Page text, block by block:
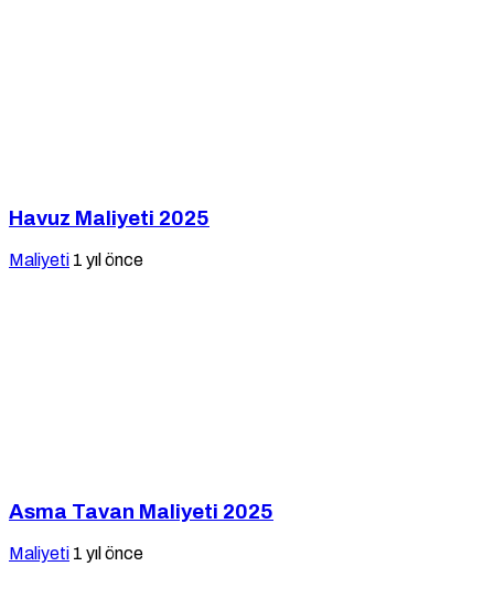
Havuz Maliyeti 2025
Maliyeti 1 yıl önce
Asma Tavan Maliyeti 2025
Maliyeti 1 yıl önce